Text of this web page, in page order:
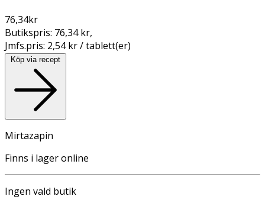
76,34kr
Butikspris: 76,34 kr,
Jmfs.pris: 2,54 kr / tablett(er)
Köp via recept
Mirtazapin
Finns i lager online
Ingen vald butik